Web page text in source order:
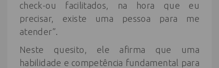
check-ou facilitados, na hora que eu
precisar, existe uma pessoa para me
atender”.
Neste quesito, ele afirma que uma
habilidade e competência fundamental para